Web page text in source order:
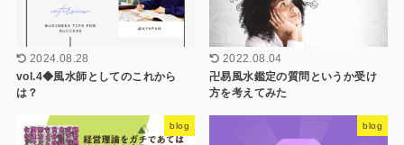
2024.08.28
vol.4◆風水師としてのこれから
は？
2022.08.04
卍易風水鑑定の質問というか受け
方を考えてみた
blog blog